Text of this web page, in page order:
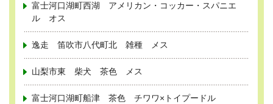
富士河口湖町西湖 アメリカン・コッカー・スパニエ
ル オス
逸走 笛吹市八代町北 雑種 メス
山梨市東 柴犬 茶色 メス
富士河口湖町船津 茶色 チワワ×トイプードル